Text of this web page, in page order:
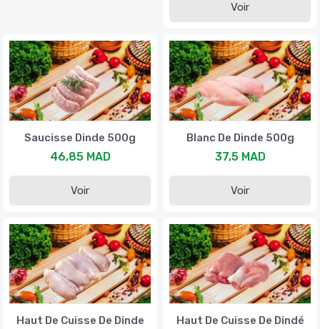
Voir
Saucisse Dinde 500g
46,85 MAD
Voir
Blanc De Dinde 500g
37,5 MAD
Voir
Haut De Cuisse De Dinde
Haut De Cuisse De Dindé